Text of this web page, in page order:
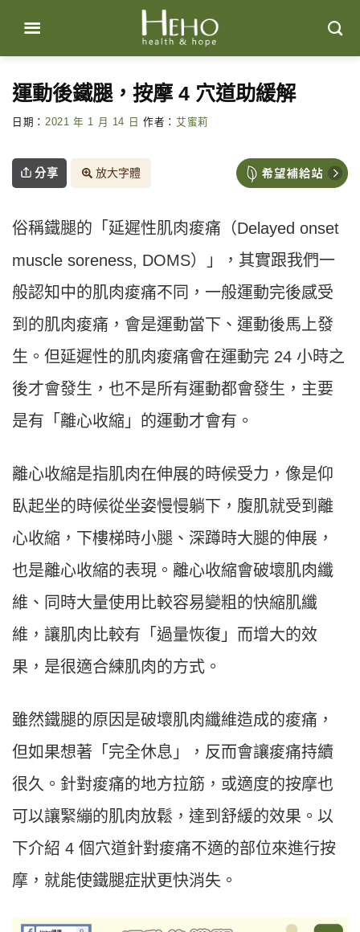
content
運動後鐵腿，按摩 4 穴道助緩解
日期： 2021 年 1 月 14 日 作者： 艾蜜莉
分享 放大字體
俗稱鐵腿的「延遲性肌肉痠痛（Delayed onset
muscle soreness, DOMS）」，其實跟我們一
般認知中的肌肉痠痛不同，一般運動完後感受
到的肌肉痠痛，會是運動當下、運動後馬上發
生。但延遲性的肌肉痠痛會在運動完 24 小時之
後才會發生，也不是所有運動都會發生，主要
是有「離心收縮」的運動才會有。
離心收縮是指肌肉在伸展的時候受力，像是仰
臥起坐的時候從坐姿慢慢躺下，腹肌就受到離
心收縮，下樓梯時小腿、深蹲時大腿的伸展，
也是離心收縮的表現。離心收縮會破壞肌肉纖
維、同時大量使用比較容易變粗的快縮肌纖
維，讓肌肉比較有「過量恢復」而增大的效
果，是很適合練肌肉的方式。
雖然鐵腿的原因是破壞肌肉纖維造成的痠痛，
但如果想著「完全休息」，反而會讓痠痛持續
很久。針對痠痛的地方拉筋，或適度的按摩也
可以讓緊繃的肌肉放鬆，達到舒緩的效果。以
下介紹 4 個穴道針對痠痛不適的部位來進行按
摩，就能使鐵腿症狀更快消失。